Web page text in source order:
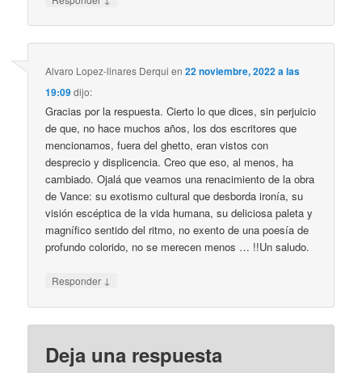
Alvaro Lopez-linares Derqui en22 noviembre, 2022 a las
19:09dijo:
Gracias por la respuesta. Cierto lo que dices, sin perjuicio
de que, no hace muchos años, los dos escritores que
mencionamos, fuera del ghetto, eran vistos con
desprecio y displicencia. Creo que eso, al menos, ha
cambiado. Ojalá que veamos una renacimiento de la obra
de Vance: su exotismo cultural que desborda ironía, su
visión escéptica de la vida humana, su deliciosa paleta y
magnífico sentido del ritmo, no exento de una poesía de
profundo colorido, no se merecen menos … !!Un saludo.
Responder ↓
Deja una respuesta